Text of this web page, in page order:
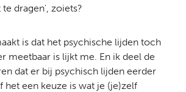
dragen', zoiets?
is dat het psychische lijden toch
meetbaar is lijkt me. En ik deel de
dat er bij psychisch lijden eerder
het een keuze is wat je (je)zelf